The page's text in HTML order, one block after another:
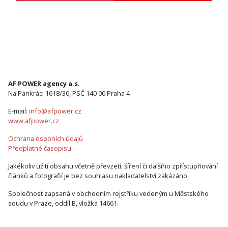
AF POWER agency a.s.
Na Pankráci 1618/30, PSČ 140 00 Praha 4
E-mail: info@afpower.cz
www.afpower.cz
Ochrana osobních údajů
Předplatné časopisu
Jakékoliv užití obsahu včetně převzetí, šíření či dalšího zpřístupňování
článků a fotografií je bez souhlasu nakladatelství zakázáno.
Společnost zapsaná v obchodním rejstříku vedeným u Městského
soudu v Praze, oddíl B, vložka 14661.